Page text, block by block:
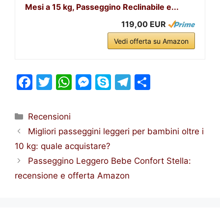
Mesi a 15 kg, Passeggino Reclinabile e...
119,00 EUR
Vedi offerta su Amazon
F
c
e
b
o
o
T
itt
er
W
s
A
p
p
M
s
e
n
g
S
p
T
gr
m
e
Categorie
Recensioni
Migliori passeggini leggeri per bambini oltre i
10 kg: quale acquistare?
Passeggino Leggero Bebe Confort Stella:
recensione e offerta Amazon